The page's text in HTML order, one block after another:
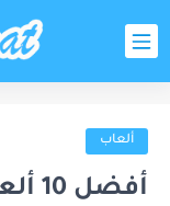
ألعاب